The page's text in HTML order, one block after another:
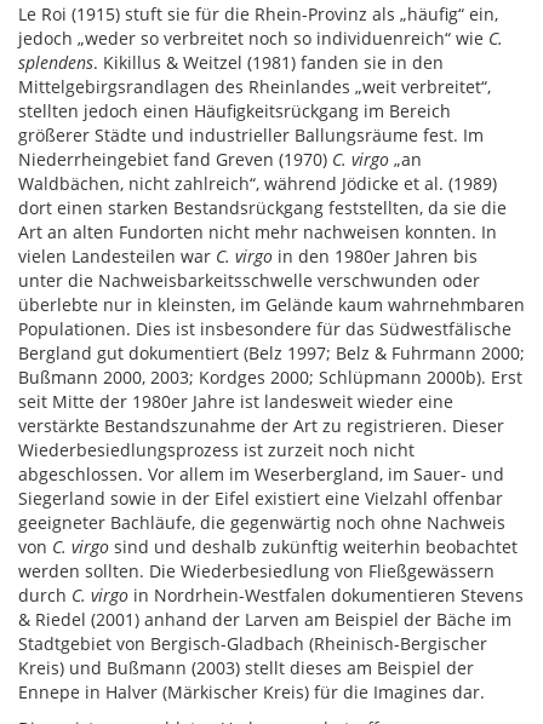
Le Roi (1915) stuft sie für die Rhein-Provinz als „häufig“ ein,
jedoch „weder so verbreitet noch so individuenreich“ wie C.
splendens. Kikillus & Weitzel (1981) fanden sie in den
Mittelgebirgsrandlagen des Rheinlandes „weit verbreitet“,
stellten jedoch einen Häufigkeitsrückgang im Bereich
größerer Städte und industrieller Ballungsräume fest. Im
Niederrheingebiet fand Greven (1970) C. virgo „an
Waldbächen, nicht zahlreich“, während Jödicke et al. (1989)
dort einen starken Bestandsrückgang feststellten, da sie die
Art an alten Fundorten nicht mehr nachweisen konnten. In
vielen Landesteilen war C. virgo in den 1980er Jahren bis
unter die Nachweisbarkeitsschwelle verschwunden oder
überlebte nur in kleinsten, im Gelände kaum wahrnehmbaren
Populationen. Dies ist insbesondere für das Südwestfälische
Bergland gut dokumentiert (Belz 1997; Belz & Fuhrmann 2000;
Bußmann 2000, 2003; Kordges 2000; Schlüpmann 2000b). Erst
seit Mitte der 1980er Jahre ist landesweit wieder eine
verstärkte Bestandszunahme der Art zu registrieren. Dieser
Wiederbesiedlungsprozess ist zurzeit noch nicht
abgeschlossen. Vor allem im Weserbergland, im Sauer- und
Siegerland sowie in der Eifel existiert eine Vielzahl offenbar
geeigneter Bachläufe, die gegenwärtig noch ohne Nachweis
von C. virgo sind und deshalb zukünftig weiterhin beobachtet
werden sollten. Die Wiederbesiedlung von Fließgewässern
durch C. virgo in Nordrhein-Westfalen dokumentieren Stevens
& Riedel (2001) anhand der Larven am Beispiel der Bäche im
Stadtgebiet von Bergisch-Gladbach (Rheinisch-Bergischer
Kreis) und Bußmann (2003) stellt dieses am Beispiel der
Ennepe in Halver (Märkischer Kreis) für die Imagines dar.